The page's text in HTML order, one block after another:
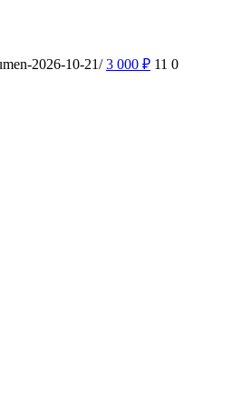
2026-10-21/ 3 000 ₽ 11 0